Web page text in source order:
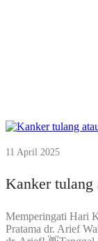
11 April 2025
Kanker tulang
Memperingati Hari
Pratama dr. Arief